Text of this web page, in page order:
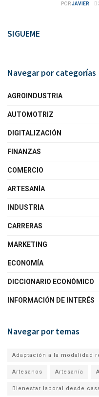
PORJAVIER
SIGUEME
Navegar por categorías
AGROINDUSTRIA
AUTOMOTRIZ
DIGITALIZACIÓN
FINANZAS
COMERCIO
ARTESANÍA
INDUSTRIA
CARRERAS
MARKETING
ECONOMÍA
DICCIONARIO ECONÓMICO
INFORMACIÓN DE INTERÉS
Navegar por temas
Adaptación a la modalidad
Artesanos Artesanía
Bienestar laboral desde